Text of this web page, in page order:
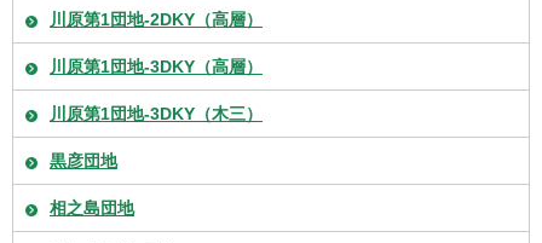
川原第1団地-2DKY（高層）
川原第1団地-3DKY（高層）
川原第1団地-3DKY（木三）
黒彦団地
相之島団地